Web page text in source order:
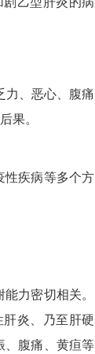
力、恶心、腹痛
果。
性疾病等多个方
力密切相关。
炎、乃至肝硬
、腹痛、黄疸等